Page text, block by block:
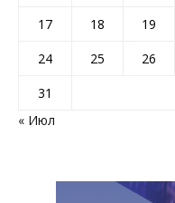
17
18 19
24
25 26
31
« Июл